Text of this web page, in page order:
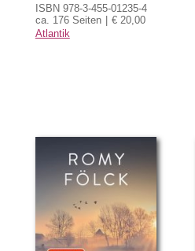
ISBN 978-3-455-01235-4
ca. 176 Seiten
€ 20,00
Atlantik